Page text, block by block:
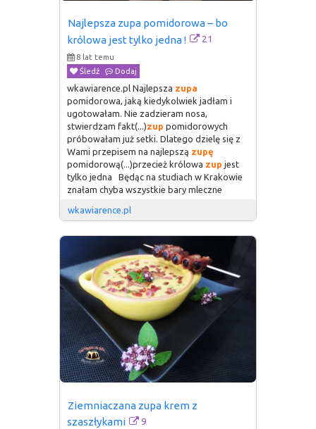
Najlepsza zupa pomidorowa – bo
królowa jest tylko jedna !
21
8 lat temu
Śledź
Dodaj
wkawiarence.pl Najlepsza zupa
pomidorowa, jaką kiedykolwiek jadłam i
ugotowałam. Nie zadzieram nosa,
stwierdzam fakt(...)zup pomidorowych
próbowałam już setki. Dlatego dzielę się z
Wami przepisem na najlepszą zupę
pomidorową(...)przecież królowa zup jest
tylko jedna Będąc na studiach w Krakowie
znałam chyba wszystkie bary mleczne
wkawiarence.pl
Ziemniaczana zupa krem z
szaszłykami
9